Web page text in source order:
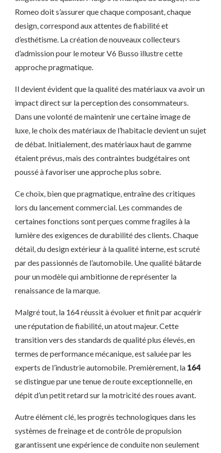
Romeo doit s’assurer que chaque composant, chaque
design, correspond aux attentes de fiabilité et
d’esthétisme. La création de nouveaux collecteurs
d’admission pour le moteur V6 Busso illustre cette
approche pragmatique.
Il devient évident que la qualité des matériaux va avoir un
impact direct sur la perception des consommateurs.
Dans une volonté de maintenir une certaine image de
luxe, le choix des matériaux de l’habitacle devient un sujet
de débat. Initialement, des matériaux haut de gamme
étaient prévus, mais des contraintes budgétaires ont
poussé à favoriser une approche plus sobre.
Ce choix, bien que pragmatique, entraîne des critiques
lors du lancement commercial. Les commandes de
certaines fonctions sont perçues comme fragiles à la
lumière des exigences de durabilité des clients. Chaque
détail, du design extérieur à la qualité interne, est scruté
par des passionnés de l’automobile. Une qualité bâtarde
pour un modèle qui ambitionne de représenter la
renaissance de la marque.
Malgré tout, la 164 réussit à évoluer et finit par acquérir
une réputation de fiabilité, un atout majeur. Cette
transition vers des standards de qualité plus élevés, en
termes de performance mécanique, est saluée par les
experts de l’industrie automobile. Premièrement, la 164
se distingue par une tenue de route exceptionnelle, en
dépit d’un petit retard sur la motricité des roues avant.
Autre élément clé, les progrès technologiques dans les
systèmes de freinage et de contrôle de propulsion
garantissent une expérience de conduite non seulement